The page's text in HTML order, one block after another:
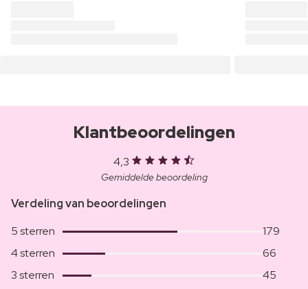
Klantbeoordelingen
4,3
Gemiddelde beoordeling
Verdeling van beoordelingen
5 sterren
179
4 sterren
66
3 sterren
45